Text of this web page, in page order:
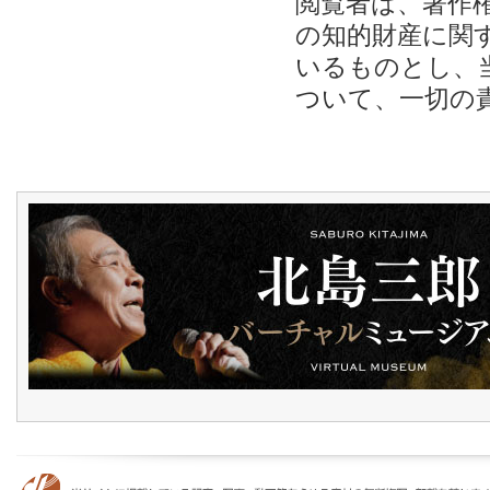
の知的財産に関
いるものとし、
ついて、一切の